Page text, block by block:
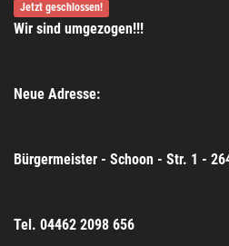
Jetzt geschlossen!
Wir sind umgezogen!!!
Neue Adresse:
Bürgermeister - Schoon - Str. 1 -
Tel. 04462 2098 656